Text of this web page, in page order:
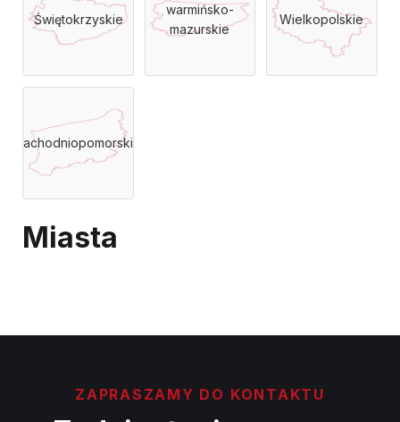
Świętokrzyskie
warmińsko-
mazurskie
Wielkopolskie
Zachodniopomorskie
Miasta
ZAPRASZAMY DO KONTAKTU